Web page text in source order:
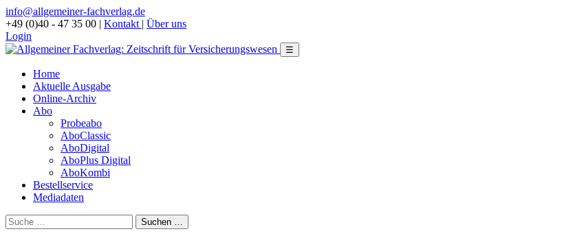
info@allgemeiner-fachverlag.de
+49 (0)40 - 47 35 00 | Kontakt | Über uns
Login
☰
Home
Aktuelle Ausgabe
Online-Archiv
Abo
Probeabo
AboClassic
AboDigital
AboPlus Digital
AboKombi
Bestellservice
Mediadaten